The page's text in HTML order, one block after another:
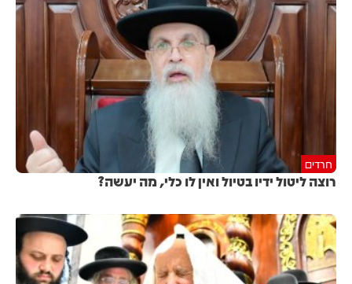
חרדים
רוצה ליטול ידיו בטיול ואין לו כלי, מה יעשה?